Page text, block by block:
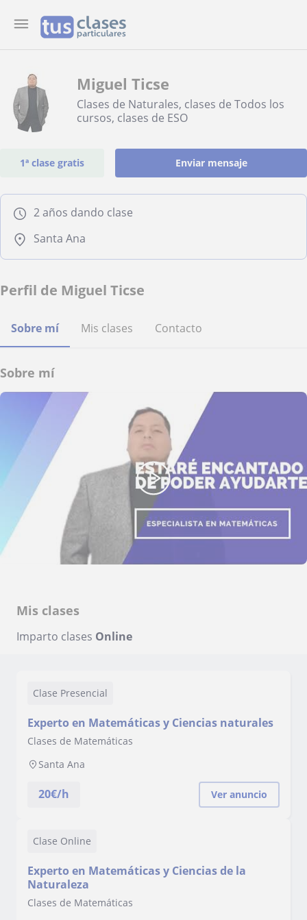
Miguel Ticse
Clases de Naturales, clases de Todos los
cursos, clases de ESO
1ª clase gratis Enviar mensaje
2 años dando clase
Santa Ana
Perfil de Miguel Ticse
Sobre mí Mis clases Contacto
Sobre mí
Mis clases
Imparto clases Online
Clase Presencial
Experto en Matemáticas y Ciencias naturales
Clases de Matemáticas
Santa Ana
20€/h Ver anuncio
Clase Online
Experto en Matemáticas y Ciencias de la
Naturaleza
Clases de Matemáticas